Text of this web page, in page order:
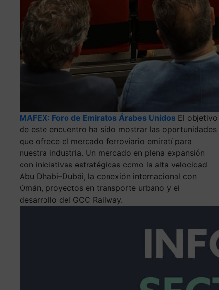
MAFEX: Foro de Emiratos Árabes Unidos El objetivo
de este encuentro ha sido mostrar las oportunidades
que ofrece el mercado ferroviario emiratí para
nuestra industria. Un mercado en plena expansión
con iniciativas estratégicas como la alta velocidad
Abu Dhabi–Dubái, la conexión internacional con
Omán, proyectos en transporte urbano y el
desarrollo del GCC Railway.